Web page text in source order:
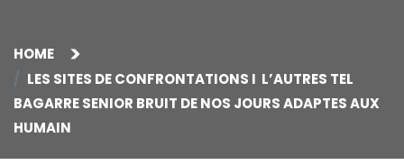
HOME
LES SITES DE CONFRONTATIONS I L’AUTRES TEL
BAGARRE SENIOR BRUIT DE NOS JOURS ADAPTES AUX
HUMAIN